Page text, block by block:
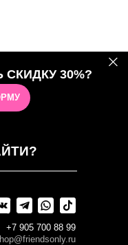
30%?
+7 905 700 88 99